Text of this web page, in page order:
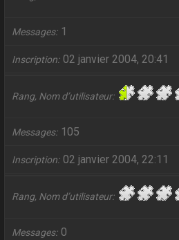
Messages 1
Inscription 02 janvier 2004, 20:41
Rang, Nom d’utilisateur
Messages 105
Inscription 02 janvier 2004, 22:11
Rang, Nom d’utilisateur
Messages 0